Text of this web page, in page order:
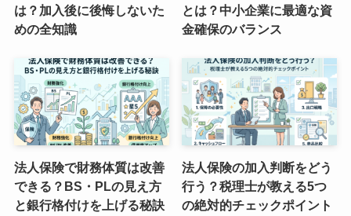
は？加入後に後悔しないた
めの全知識
とは？中小企業に最適な資
金確保のバランス
法人保険で財務体質は改善
できる？BS・PLの見え方
と銀行格付けを上げる秘訣
法人保険の加入判断をどう
行う？税理士が教える5つ
の絶対的チェックポイント